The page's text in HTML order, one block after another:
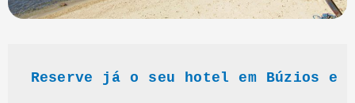
Reserve já o seu hotel em Búzios e